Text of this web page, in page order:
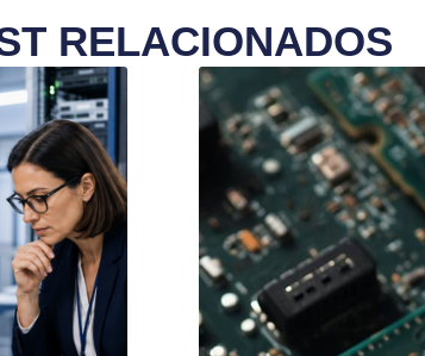
RELACIONADOS